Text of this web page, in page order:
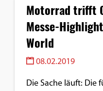
Motorrad trifft
Messe-
World
08.02.2019
Die Sache läuft: Die